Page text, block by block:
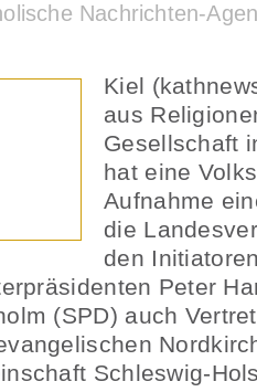
Nachrichten-
Kiel
aus
Gesellschaft
hat eine
Aufnahme
die
den
Peter
(SPD) auch
Schleswig-